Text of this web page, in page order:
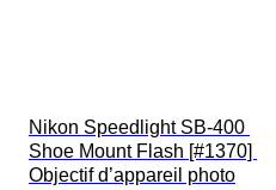
Nikon Speedlight SB-400
Shoe Mount Flash [#1370]
Objectif d’appareil photo